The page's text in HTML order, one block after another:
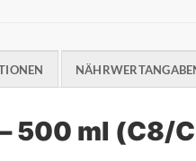
500 ml (C8/